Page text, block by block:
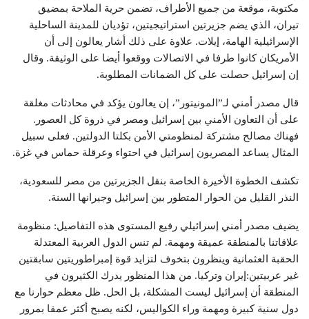
مكتوبة، موقعة من جميع الأطراف، تضمن حرية الملاحة بمضيق
تيران، الذي يضم جزيرتين استراتيجيتين، تؤديان للمدينة الساحلية
الإسرائيلية الهامة، إيلات. علاوة على ذلك أشار يعالون إلى أن
الأمريكان كانوا طرفا في الاتصالات ووقعوا أيضا على الوثيقة. وقال
إن إسرائيل حصلت على كل الضمانات المطلوبة.
قال مصدر أمني لـ”المونيتور”، إن يعالون يؤكد في محادثات مغلقة
على أن التعاون الأمني بين إسرائيل ومصر في ذروة كل العصور.
فهناك مصالح مشتركة لمنظومتي الأمن بكلتا الدولتين. فعلى سبيل
المثال يساعد المصريون إسرائيل في احتواء وعرقلة حماس في غزة.
تكشف الخطوة الأخيرة الخاصة بنقل الجزيرتين من مصر للسعودية،
النذر القليل من الحوار المتطور بين إسرائيل وجيرانها السنة.
يضيف مصدر أمني إسرائيلي رفيع المستوى هذه التفاصيل: منظومة
علاقاتنا بالمنطقة عميقة ومهمة. لم تنس الدول العربية المعتدلة
الحقبة العثمانية وينظرون بتخوف لتزايد قوة إمبراطوريتين سابقتين
غير عربيتين:إيران وتركيا. من هذا المنظور يدرك الكثيرون في
المنطقة أن إسرائيل ليست المشكلة، بل الحل. ظل معظم حوارنا مع
دول سنية كبيرة ومهمة وراء الكواليس، لكنه يصبح أكثر عمقا بمرور